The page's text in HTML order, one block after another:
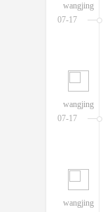
07-17
wangjing
07-17
wangjing
wangjing